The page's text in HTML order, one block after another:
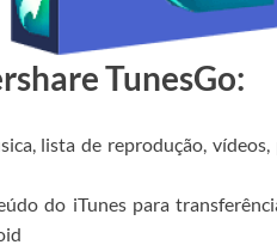
TunesGo:
lista de reprodução, vídeos,
do iTunes para